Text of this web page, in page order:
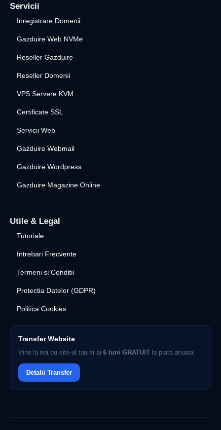
Servicii
Inregistrare Domenii
Gazduire Web NVMe
Reseller Gazduire
Reseller Domenii
VPS Servere KVM
Certificate SSL
Servicii Web
Gazduire Webmail
Gazduire Wordpress
Gazduire Magazine Online
Utile & Legal
Tutoriale
Intrebari Frecvente
Termeni si Conditii
Protectia Datelor (GDPR)
Politica Cookies
Transfer Website
Vino la noi cu site-ul tau si ai 6 luni GRATUIT la plata anuala.
Detalii Transfer